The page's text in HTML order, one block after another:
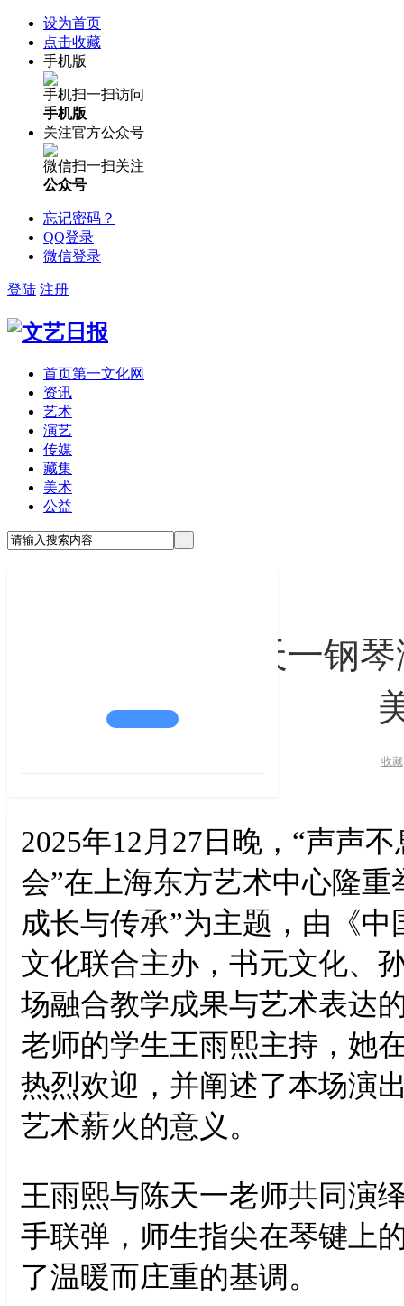
设为首页
点击收藏
手机版
手机扫一扫访问
手机版
关注官方公众号
微信扫一扫关注
公众号
忘记密码？
QQ登录
微信登录
登陆 注册
首页第一文化网
资讯
艺术
演艺
传媒
藏集
美术
公益
师生同台！陈天一钢
收藏
2025年12月27日晚，“声声
会”在上海东方艺术中心隆
成长与传承”为主题，由《
文化联合主办，书元文化、
场融合教学成果与艺术表达
老师的学生王雨熙主持，她
热烈欢迎，并阐述了本场演
艺术薪火的意义。
王雨熙与陈天一老师共同演
手联弹，师生指尖在琴键上
了温暖而庄重的基调。